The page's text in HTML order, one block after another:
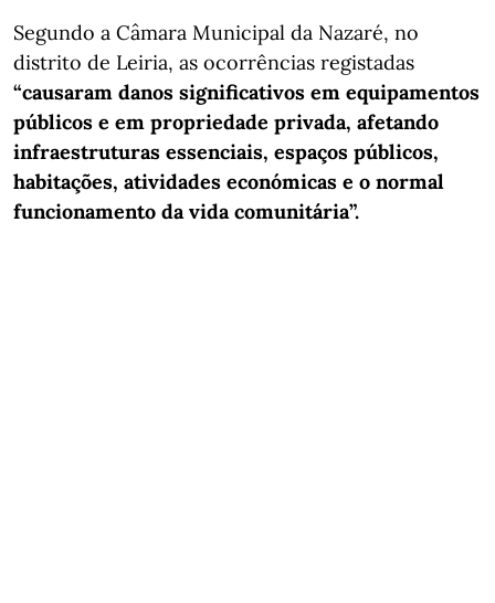
Segundo a Câmara Municipal da Nazaré, no
distrito de Leiria, as ocorrências registadas
“causaram danos significativos em equipamentos
públicos e em propriedade privada, afetando
infraestruturas essenciais, espaços públicos,
habitações, atividades económicas e o normal
funcionamento da vida comunitária”.